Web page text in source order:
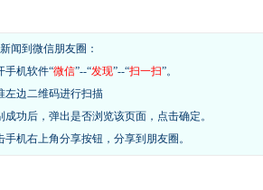
闻到微信朋友圈：
手机软件“微信”--“发现”--“扫一扫”。
左边二维码进行扫描
成功后，弹出是否浏览该页面，点击确定。
手机右上角分享按钮，分享到朋友圈。